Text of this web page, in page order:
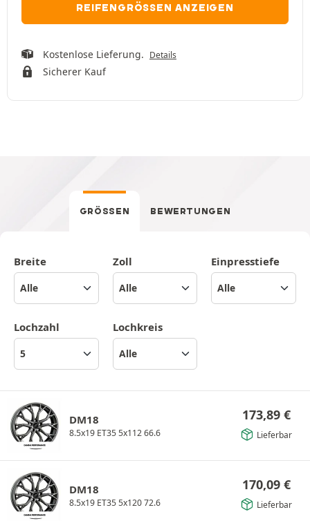
REIFENGRÖSSEN ANZEIGEN
Kostenlose Lieferung. Details
Sicherer Kauf
GRÖSSEN BEWERTUNGEN
Breite Zoll Einpresstiefe
Lochzahl Lochkreis
DM18
8.5x19 ET35 5x112 66.6
173,89 €
Lieferbar
DM18
8.5x19 ET35 5x120 72.6
170,09 €
Lieferbar